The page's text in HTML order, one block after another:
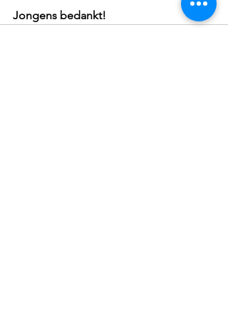
Jongens bedankt!